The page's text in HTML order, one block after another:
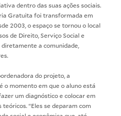
dentro das suas ações sociais.
Gratuita foi transformada em
2003, o espaço se tornou o local
de Direito, Serviço Social e
a comunidade,
do projeto, a
o momento em que o aluno está
um diagnóstico e colocar em
“Eles se deparam com